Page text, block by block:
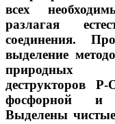
всех
разлагая
соединения.
выделение
природных
деструкторов
фосфорной и
Выделены